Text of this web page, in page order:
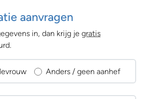
aanvragen
in, dan krijg je gratis
Anders / geen aanhef